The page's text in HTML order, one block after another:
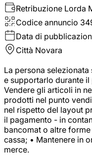
Retribuzione Lorda
Codice annuncio
Data di
Città Novara
La persona
e supportarlo durante
Vendere gli articoli in
prodotti nel punto
nel rispetto del layout
il pagamento - in
bancomat o altre
cassa; • Mantenere in
merce.